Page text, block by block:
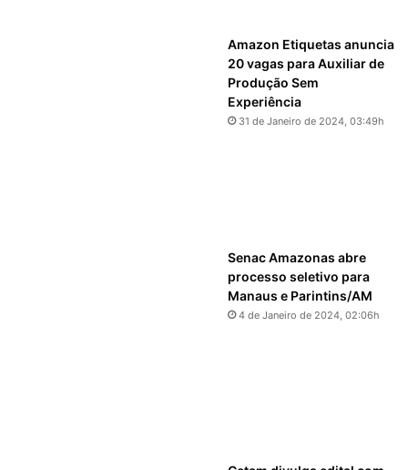
Amazon Etiquetas anuncia
20 vagas para Auxiliar de
Produção Sem
Experiência
31 de Janeiro de 2024, 03:49h
Senac Amazonas abre
processo seletivo para
Manaus e Parintins/AM
4 de Janeiro de 2024, 02:06h